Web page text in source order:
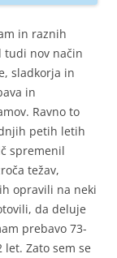
in raznih
tudi nov način
sladkorja in
in
Ravno to
petih letih
spremenil
težav,
opravili na neki
da deluje
prebavo 73-
Zato sem se